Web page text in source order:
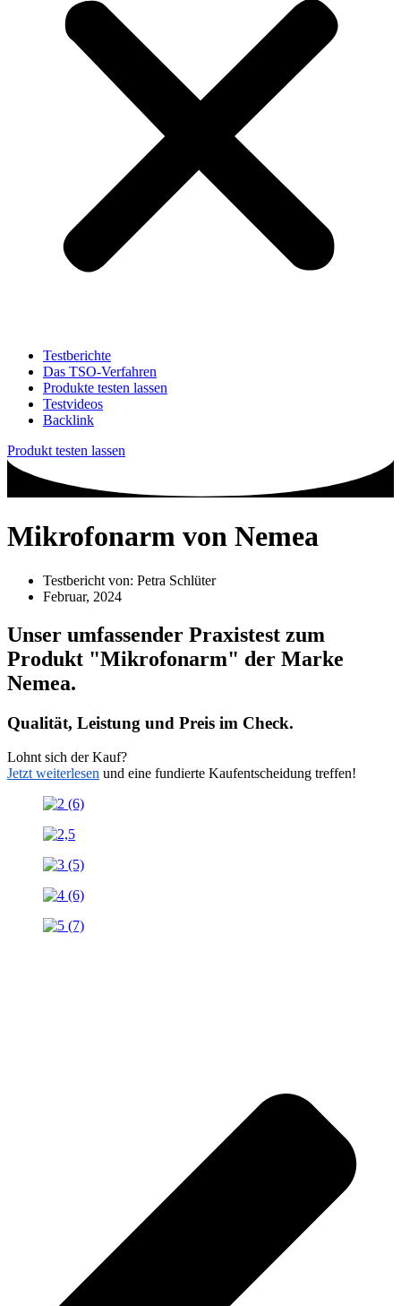
Testberichte
Das TSO-Verfahren
Produkte testen lassen
Testvideos
Backlink
Produkt testen lassen
Mikrofonarm von Nemea
Testbericht von: Petra Schlüter
Februar, 2024
Unser umfassender Praxistest zum
Produkt "Mikrofonarm" der Marke
Nemea.
Qualität, Leistung und Preis im Check.
Lohnt sich der Kauf?
Jetzt weiterlesen und eine fundierte Kaufentscheidung treffen!